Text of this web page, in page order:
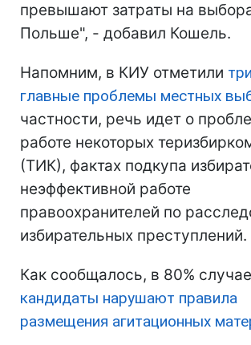
превышают затраты на
Польше", - добавил Кошель.
Напомним, в КИУ отметили три
главные проблемы местных
частности, речь идет о
работе некоторых
(ТИК), фактах подкупа
неэффективной работе
правоохранителей по
избирательных преступлений.
Как сообщалось, в 80%
кандидаты нарушают правила
размещения агитационных